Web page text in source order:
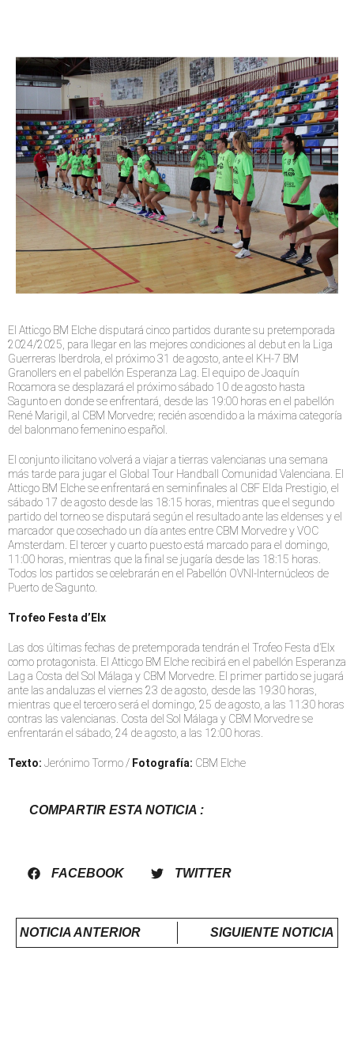
El Atticgo BM Elche disputará cinco partidos durante su pretemporada
2024/2025, para llegar en las mejores condiciones al debut en la Liga
Guerreras Iberdrola, el próximo 31 de agosto, ante el KH-7 BM
Granollers en el pabellón Esperanza Lag. El equipo de Joaquín
Rocamora se desplazará el próximo sábado 10 de agosto hasta
Sagunto en donde se enfrentará, desde las 19:00 horas en el pabellón
René Marigil, al CBM Morvedre; recién ascendido a la máxima categoría
del balonmano femenino español.
El conjunto ilicitano volverá a viajar a tierras valencianas una semana
más tarde para jugar el Global Tour Handball Comunidad Valenciana. El
Atticgo BM Elche se enfrentará en seminfinales al CBF Elda Prestigio, el
sábado 17 de agosto desde las 18:15 horas, mientras que el segundo
partido del torneo se disputará según el resultado ante las eldenses y el
marcador que cosechado un día antes entre CBM Morvedre y VOC
Amsterdam. El tercer y cuarto puesto está marcado para el domingo,
11:00 horas, mientras que la final se jugaría desde las 18:15 horas.
Todos los partidos se celebrarán en el Pabellón OVNI-Internúcleos de
Puerto de Sagunto.
Trofeo Festa d’Elx
Las dos últimas fechas de pretemporada tendrán el Trofeo Festa d’Elx
como protagonista. El Atticgo BM Elche recibirá en el pabellón Esperanza
Lag a Costa del Sol Málaga y CBM Morvedre. El primer partido se jugará
ante las andaluzas el viernes 23 de agosto, desde las 19:30 horas,
mientras que el tercero será el domingo, 25 de agosto, a las 11:30 horas
contras las valencianas. Costa del Sol Málaga y CBM Morvedre se
enfrentarán el sábado, 24 de agosto, a las 12:00 horas.
Texto: Jerónimo Tormo / Fotografía: CBM Elche
COMPARTIR ESTA NOTICIA :
FACEBOOK TWITTER
NOTICIA ANTERIOR SIGUIENTE NOTICIA